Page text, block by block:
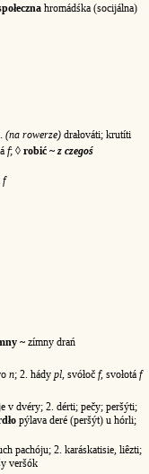
hromádśka (socijálna)
(na rowerze) drałováti; krutíti
f; ◊ robić ~ z czegoś
f
~ zímny drań
n; 2. hády pl , svółoč f, svołotá f
v dvéry; 2. dérti; pečy; peršýti;
pýlava deré (peršýt) u hórli;
pachóju; 2. karáskatisie, liêzti;
veršók